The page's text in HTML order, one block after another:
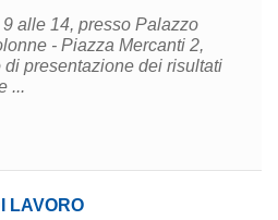
alle 14, presso Palazzo
- Piazza Mercanti 2,
presentazione dei risultati
...
LAVORO